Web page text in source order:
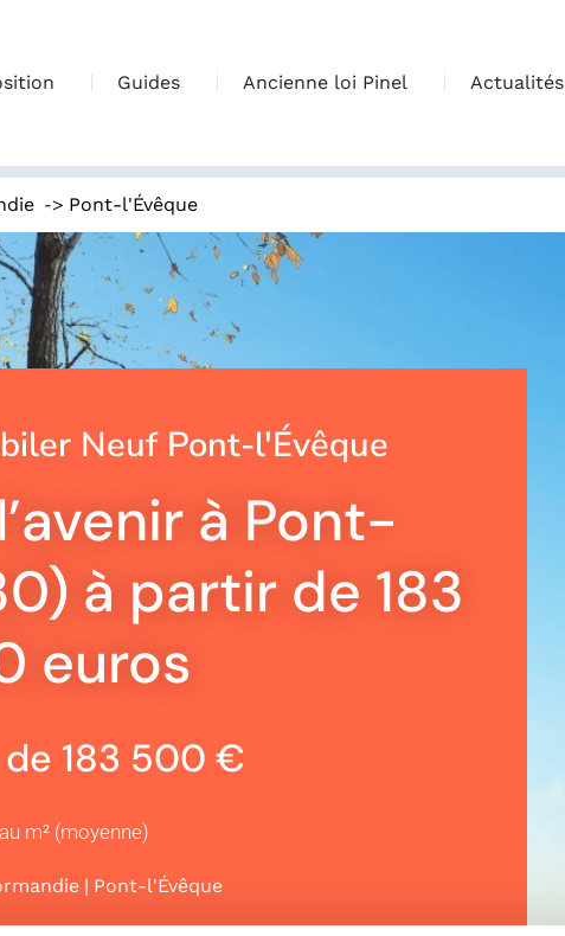
Guides Ancienne loi Pinel Actualités
-> Pont-l'Évêque
Neuf Pont-l'Évêque
à Pont-
à partir de 183
euros
183 500 €
m² (moyenne)
| Pont-l'Évêque